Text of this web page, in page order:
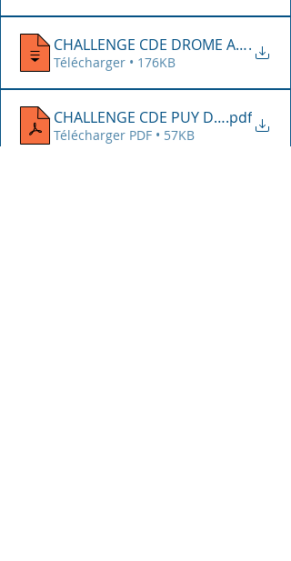
CHALLENGE CDE DROME ARDECHE
.
Télécharger • 176KB
CHALLENGE CDE PUY DE DOME
.pdf
Télécharger PDF • 57KB